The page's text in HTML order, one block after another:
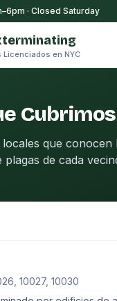
· Closed Saturday
Licenciados en NYC
Cubrimos
que conocen
plagas de cada
10027, 10030